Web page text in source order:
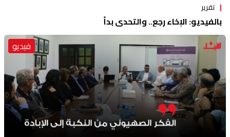
تقرير
بالفيديو: الإخاء رجع.. والتحدي بدأ
فيديو